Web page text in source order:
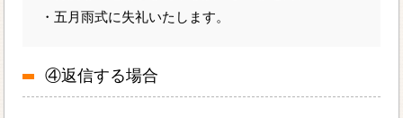
・五月雨式に失礼いたします。
④返信する場合